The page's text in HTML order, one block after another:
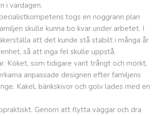
i vardagen.
togs en noggrann plan
skulle kunna bo kvar under arbetet. I
att det kunde stå stabilt i många år
så att inga fel skulle uppstå.
Köket, som tidigare varit trångt och mörkt,
anpassade designen efter familjens
Kakel, bänkskivor och golv lades med en
Genom att flytta väggar och dra